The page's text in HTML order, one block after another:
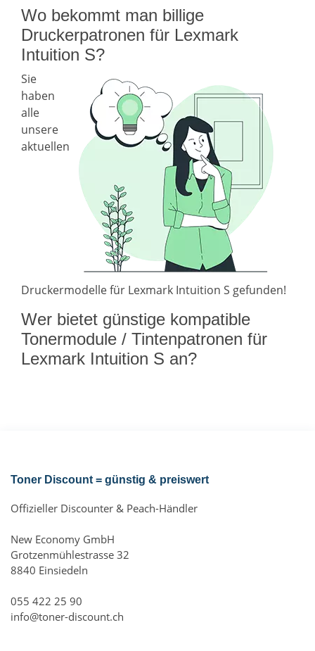
Wo bekommt man billige
Druckerpatronen für Lexmark
Intuition S?
Sie
haben
alle
unsere
aktuellen
Druckermodelle für Lexmark Intuition S gefunden!
Wer bietet günstige kompatible
Tonermodule / Tintenpatronen für
Lexmark Intuition S an?
Toner Discount = günstig & preiswert
Offizieller Discounter & Peach-Händler
New Economy GmbH
Grotzenmühlestrasse 32
8840 Einsiedeln
055 422 25 90
info@toner-discount.ch